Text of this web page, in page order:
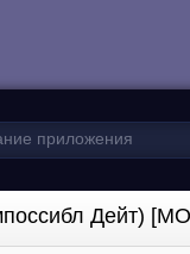
Дейт)